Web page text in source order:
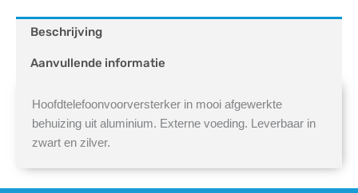
Beschrijving
Aanvullende informatie
Hoofdtelefoonvoorversterker in mooi afgewerkte
behuizing uit aluminium. Externe voeding. Leverbaar in
zwart en zilver.